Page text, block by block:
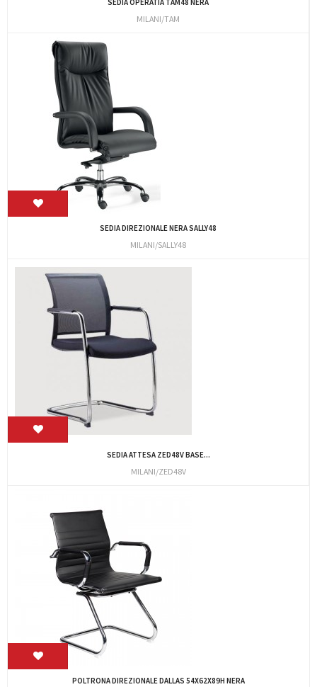
MILANI/TAM
SEDIA DIREZIONALE NERA SALLY48
MILANI/SALLY48
SEDIA ATTESA ZED48V BASE...
MILANI/ZED48V
POLTRONA DIREZIONALE DALLAS 54X62X89H NERA